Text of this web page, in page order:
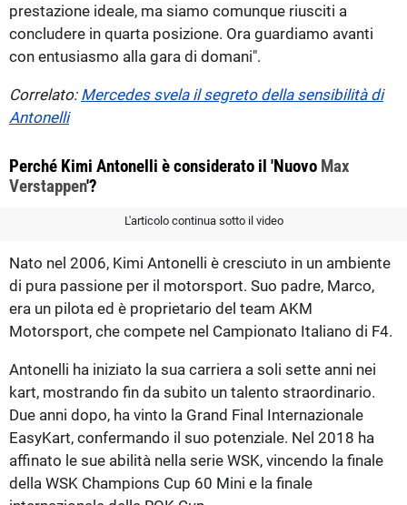
prestazione ideale, ma siamo comunque riusciti a
concludere in quarta posizione. Ora guardiamo avanti
con entusiasmo alla gara di domani".
Correlato: Mercedes svela il segreto della sensibilità di
Antonelli
Perché Kimi Antonelli è considerato il 'Nuovo Max
Verstappen'?
L'articolo continua sotto il video
Nato nel 2006, Kimi Antonelli è cresciuto in un ambiente
di pura passione per il motorsport. Suo padre, Marco,
era un pilota ed è proprietario del team AKM
Motorsport, che compete nel Campionato Italiano di F4.
Antonelli ha iniziato la sua carriera a soli sette anni nei
kart, mostrando fin da subito un talento straordinario.
Due anni dopo, ha vinto la Grand Final Internazionale
EasyKart, confermando il suo potenziale. Nel 2018 ha
affinato le sue abilità nella serie WSK, vincendo la finale
della WSK Champions Cup 60 Mini e la finale